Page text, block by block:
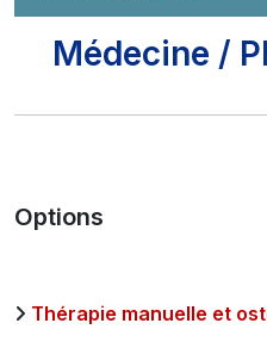
Médecine /
Options
Thérapie manuelle et